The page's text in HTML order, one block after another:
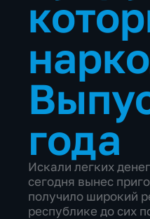
года
Искали легких
сегодня вынес
получило широкий
республике до сих